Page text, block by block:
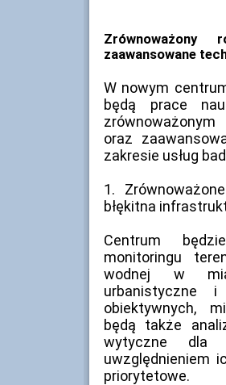
Zrównoważony
zaawansowane
W nowym
będą prace
oraz
zakresie usług
1.
błękitna
Centrum
monitoringu
wodnej w
urbanistyczne
obiektywnych,
będą także
wytyczne dla
uwzględnieniem
priorytetowe.